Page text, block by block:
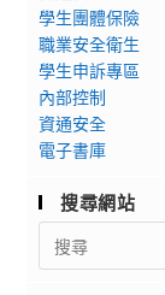
學生團體保險
職業安全衛生
學生申訴專區
內部控制
資通安全
電子書庫
搜尋網站
Search
for: